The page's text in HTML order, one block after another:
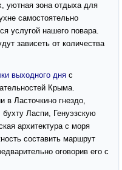
уютная зона отдыха для
самостоятельно
услугой нашего повара.
зависеть от количества
выходного дня с
Крыма.
в Ласточкино гнездо,
Ласпи, Генуэзскую
архитектура с моря
составить маршрут
оговорив его с